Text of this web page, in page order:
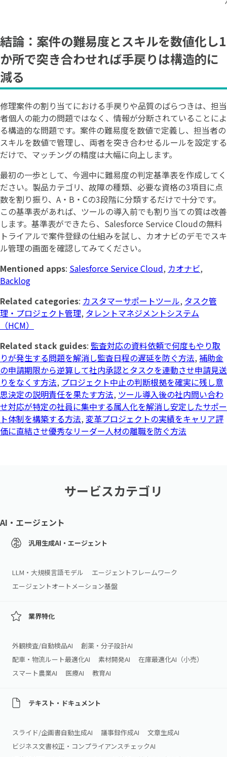
結論：案件の難易度とスキルを数値化し1
か所で突き合わせれば手戻りは構造的に
減る
修理案件の割り当てにおける手戻りや品質のばらつきは、担当
者個人の能力の問題ではなく、情報が分断されていることによ
る構造的な問題です。案件の難易度を数値で定義し、担当者の
スキルを数値で管理し、両者を突き合わせるルールを設定する
だけで、マッチングの精度は大幅に向上します。
最初の一歩として、今週中に難易度の判定基準表を作成してく
ださい。製品カテゴリ、故障の種類、必要な資格の3項目に点
数を割り振り、A・B・Cの3段階に分類するだけで十分です。
この基準表があれば、ツールの導入前でも割り当ての質は改善
します。基準表ができたら、Salesforce Service Cloudの無料
トライアルで案件登録の仕組みを試し、カオナビのデモでスキ
ル管理の画面を確認してみてください。
Mentioned apps: Salesforce Service Cloud, カオナビ,
Backlog
Related categories: カスタマーサポートツール, タスク管
理・プロジェクト管理, タレントマネジメントシステム
（HCM）
Related stack guides: 監査対応の資料依頼で何度もやり取
りが発生する問題を解消し監査日程の遅延を防ぐ方法, 補助金
の申請期限から逆算して社内承認とタスクを連動させ申請見送
りをなくす方法, プロジェクト中止の判断根拠を確実に残し意
思決定の説明責任を果たす方法, ツール導入後の社内問い合わ
せ対応が特定の社員に集中する属人化を解消し安定したサポー
ト体制を構築する方法, 変革プロジェクトの実績をキャリア評
価に直結させ優秀なリーダー人材の離職を防ぐ方法
サービスカテゴリ
AI・エージェント
汎用生成AI・エージェント
LLM・大規模言語モデル
エージェントフレームワーク
エージェントオートメーション基盤
業界特化
外観検査/自動検品AI
創薬・分子設計AI
配車・物流ルート最適化AI
素材開発AI
在庫最適化AI（小売）
スマート農業AI
医療AI 教育AI
テキスト・ドキュメント
スライド/企画書自動生成AI 議事録作成AI
文章生成AI
ビジネス文書校正・コンプライアンスチェックAI